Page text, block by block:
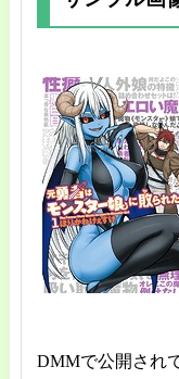
DMMで公開され